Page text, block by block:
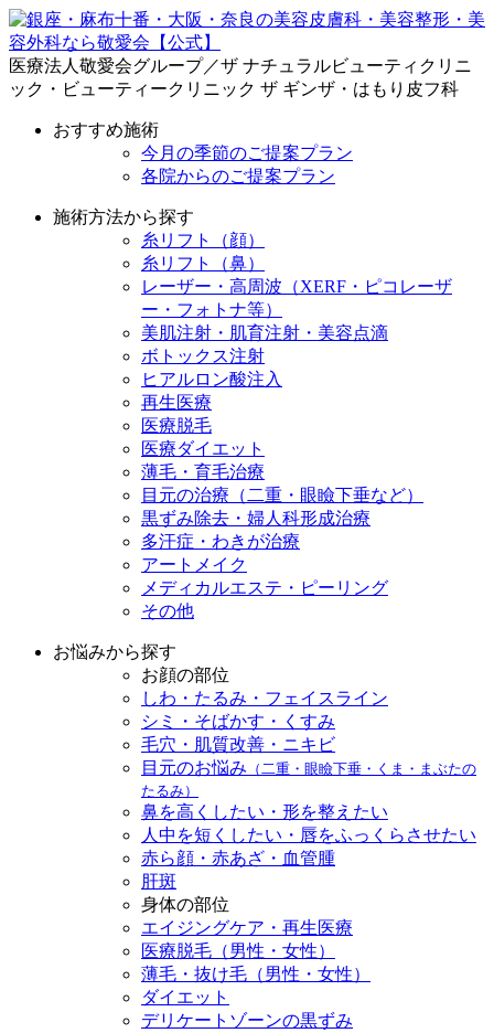
医療法人敬愛会グループ／ザ ナチュラルビューティクリニ
ック・ビューティークリニック ザ ギンザ・はもり皮フ科
おすすめ施術
今月の季節のご提案プラン
各院からのご提案プラン
施術方法から探す
糸リフト（顔）
糸リフト（鼻）
レーザー・高周波（XERF・ピコレーザ
ー・フォトナ等）
美肌注射・肌育注射・美容点滴
ボトックス注射
ヒアルロン酸注入
再生医療
医療脱毛
医療ダイエット
薄毛・育毛治療
目元の治療（二重・眼瞼下垂など）
黒ずみ除去・婦人科形成治療
多汗症・わきが治療
アートメイク
メディカルエステ・ピーリング
その他
お悩みから探す
お顔の部位
しわ・たるみ・フェイスライン
シミ・そばかす・くすみ
毛穴・肌質改善・ニキビ
目元のお悩み （二重・眼瞼下垂・くま・まぶたの
たるみ）
鼻を高くしたい・形を整えたい
人中を短くしたい・唇をふっくらさせたい
赤ら顔・赤あざ・血管腫
肝斑
身体の部位
エイジングケア・再生医療
医療脱毛（男性・女性）
薄毛・抜け毛（男性・女性）
ダイエット
デリケートゾーンの黒ずみ